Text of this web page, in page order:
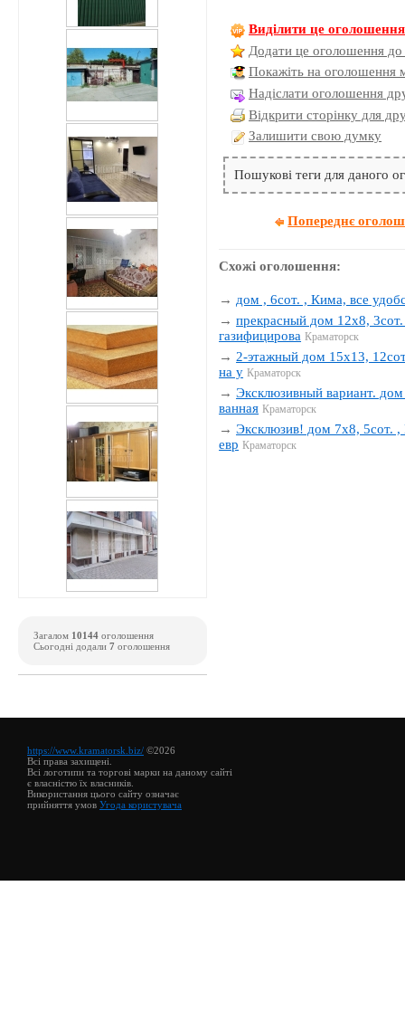
Виділити це оголошення
Додати це оголошення до
Покажіть на оголошення
Надіслати оголошення
Відкрити сторінку для
Залишити свою думку
Пошукові теги для даного
Попереднє
Схожі оголошення:
→ дом , 6сот. , Кима, все
→прекрасный дом 12х8,
газифицирова Краматорск
→ 2-этажный дом 15х13,
на у Краматорск
→Эксклюзивный вариант.
ванная Краматорск
→Эксклюзив! дом 7х8, 5сот. ,
евр Краматорск
Загалом 10144 оголошення
Сьогодні додали 7 оголошення
https://www.kramatorsk.biz/ ©2026
Всі права захищені.
Всі логотипи та торгові марки на даному сайті
є власністю їх власників.
Використання цього сайту означає
прийняття умов Угода користувача